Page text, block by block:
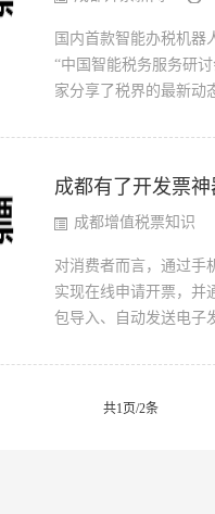
国内首款智能办税机器
“中国智能税务服务研
家分享了税界的最新动
成都有了开发票
成都增值税票知识
对消费者而言，通过手
实现在线申请开票，并
包导入、自动发送电子
共1页/2条